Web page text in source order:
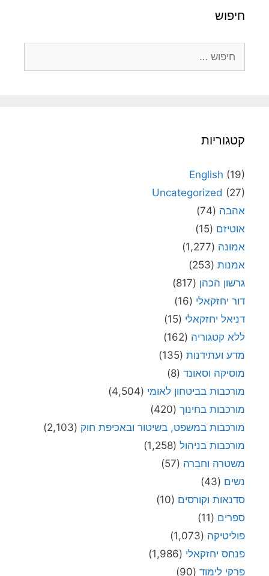
חיפוש
קטגוריות
English (19)
Uncategorized (27)
אהבה (74)
אוטיזם (15)
אמונה (1,277)
אמנות (253)
גרשון הכהן (817)
דור יחזקאלי (16)
דניאל יחזקאלי (15)
ללא קטגוריה (162)
מדע ועתידנות (135)
מוסיקה וסאונד (8)
מורכבות בביטחון לאומי (4,504)
מורכבות בחינוך (420)
מורכבות במשפט, בשיטור ובאכיפת חוק (2,103)
מורכבות בניהול (1,258)
משטרה וחברה (57)
נשים (43)
סדנאות וקורסים (10)
ספרים (11)
פוליטיקה (1,073)
פנחס יחזקאלי (1,986)
פרקי לימוד (90)